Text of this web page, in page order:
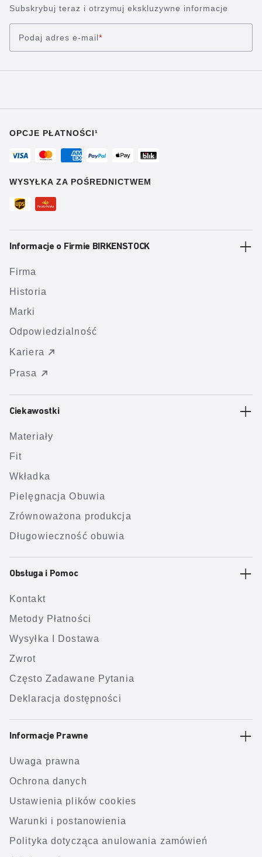
Subskrybuj teraz i otrzymuj ekskluzywne informacje
Podaj adres e-mail*
OPCJE PŁATNOŚCI¹
WYSYŁKA ZA POŚREDNICTWEM
Informacje o Firmie BIRKENSTOCK
Firma
Historia
Marki
Odpowiedzialność
Kariera
Prasa
Ciekawostki
Materiały
Fit
Wkładka
Pielęgnacja Obuwia
Zrównoważona produkcja
Długowieczność obuwia
Obsługa i Pomoc
Kontakt
Metody Płatności
Wysyłka I Dostawa
Zwrot
Często Zadawane Pytania
Deklaracja dostępności
Informacje Prawne
Uwaga prawna
Ochrona danych
Ustawienia plików cookies
Warunki i postanowienia
Polityka dotycząca anulowania zamówień